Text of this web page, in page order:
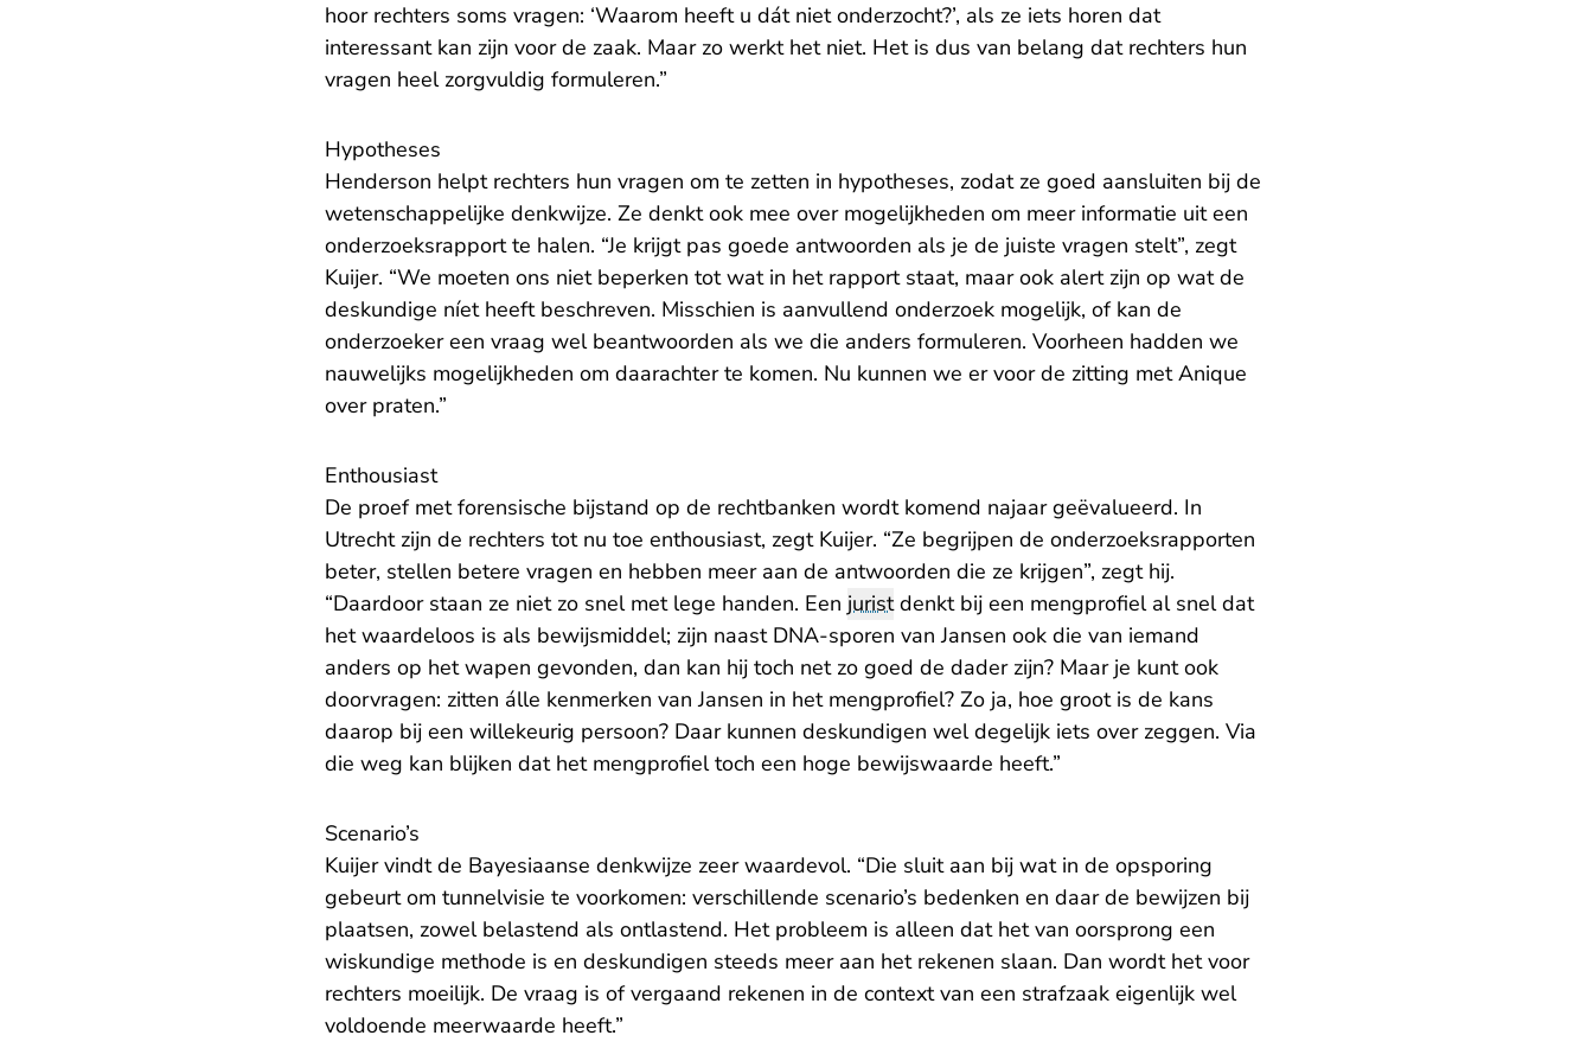
hoor rechters soms vragen: ‘Waarom heeft u dát niet onderzocht?’, als ze iets horen dat
interessant kan zijn voor de zaak. Maar zo werkt het niet. Het is dus van belang dat rechters hun
vragen heel zorgvuldig formuleren.”
Hypotheses
Henderson helpt rechters hun vragen om te zetten in hypotheses, zodat ze goed aansluiten bij de
wetenschappelijke denkwijze. Ze denkt ook mee over mogelijkheden om meer informatie uit een
onderzoeksrapport te halen. “Je krijgt pas goede antwoorden als je de juiste vragen stelt”, zegt
Kuijer. “We moeten ons niet beperken tot wat in het rapport staat, maar ook alert zijn op wat de
deskundige níet heeft beschreven. Misschien is aanvullend onderzoek mogelijk, of kan de
onderzoeker een vraag wel beantwoorden als we die anders formuleren. Voorheen hadden we
nauwelijks mogelijkheden om daarachter te komen. Nu kunnen we er voor de zitting met Anique
over praten.”
Enthousiast
De proef met forensische bijstand op de rechtbanken wordt komend najaar geëvalueerd. In
Utrecht zijn de rechters tot nu toe enthousiast, zegt Kuijer. “Ze begrijpen de onderzoeksrapporten
beter, stellen betere vragen en hebben meer aan de antwoorden die ze krijgen”, zegt hij.
“Daardoor staan ze niet zo snel met lege handen. Een juristdenkt bij een mengprofiel al snel dat
het waardeloos is als bewijsmiddel; zijn naast DNA-sporen van Jansen ook die van iemand
anders op het wapen gevonden, dan kan hij toch net zo goed de dader zijn? Maar je kunt ook
doorvragen: zitten álle kenmerken van Jansen in het mengprofiel? Zo ja, hoe groot is de kans
daarop bij een willekeurig persoon? Daar kunnen deskundigen wel degelijk iets over zeggen. Via
die weg kan blijken dat het mengprofiel toch een hoge bewijswaarde heeft.”
Scenario’s
Kuijer vindt de Bayesiaanse denkwijze zeer waardevol. “Die sluit aan bij wat in de opsporing
gebeurt om tunnelvisie te voorkomen: verschillende scenario’s bedenken en daar de bewijzen bij
plaatsen, zowel belastend als ontlastend. Het probleem is alleen dat het van oorsprong een
wiskundige methode is en deskundigen steeds meer aan het rekenen slaan. Dan wordt het voor
rechters moeilijk. De vraag is of vergaand rekenen in de context van een strafzaak eigenlijk wel
voldoende meerwaarde heeft.”